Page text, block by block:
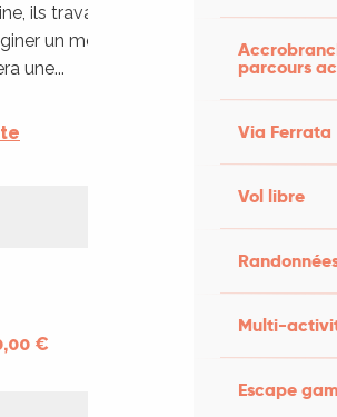
parcours
Via Ferrata
Vol libre
Multi-
Escape
ils travailleront main dans la
un menu à plusieurs voix, où
une...
€